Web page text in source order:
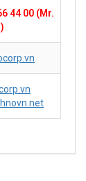
44 00 (Mr.